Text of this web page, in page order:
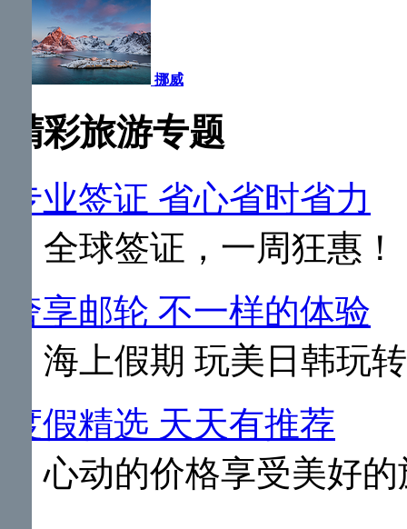
挪威
精彩旅游专题
专业签证 省心省时省力
全球签证，一周狂惠！
奢享邮轮 不一样的体验
海上假期 玩美日韩玩
度假精选 天天有推荐
心动的价格享受美好